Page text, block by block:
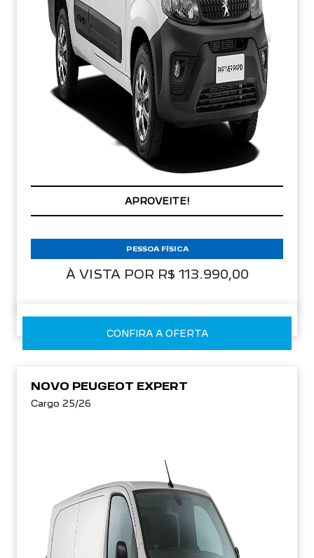
APROVEITE!
À VISTA POR R$ 113.990,00
PESSOA FÍSICA
CONFIRA A OFERTA
NOVO PEUGEOT EXPERT
Cargo 25/26